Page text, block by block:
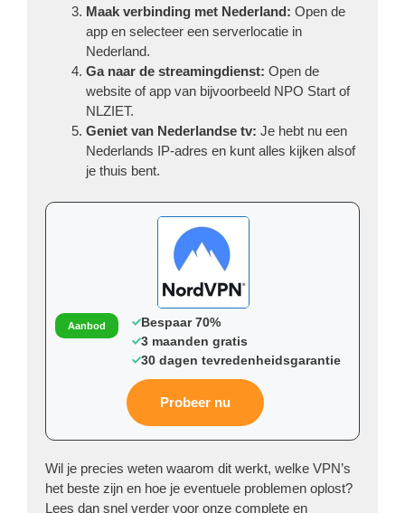
Maak verbinding met Nederland: Open de
app en selecteer een serverlocatie in
Nederland.
Ga naar de streamingdienst: Open de
website of app van bijvoorbeeld NPO Start of
NLZIET.
Geniet van Nederlandse tv: Je hebt nu een
Nederlands IP-adres en kunt alles kijken alsof
je thuis bent.
Aanbod
Bespaar 70%
3 maanden gratis
30 dagen tevredenheidsgarantie
Probeer nu
Wil je precies weten waarom dit werkt, welke VPN’s
het beste zijn en hoe je eventuele problemen oplost?
Lees dan snel verder voor onze complete en